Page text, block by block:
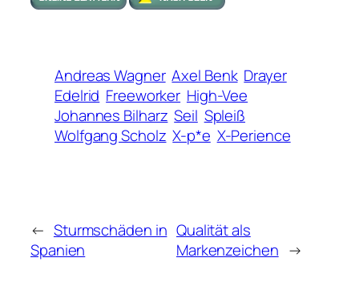
Andreas Wagner Axel Benk Drayer
Edelrid Freeworker High-Vee
Johannes Bilharz Seil Spleiß
Wolfgang Scholz X-p*e X-Perience
← Sturmschäden in
Spanien
Qualität als
Markenzeichen →